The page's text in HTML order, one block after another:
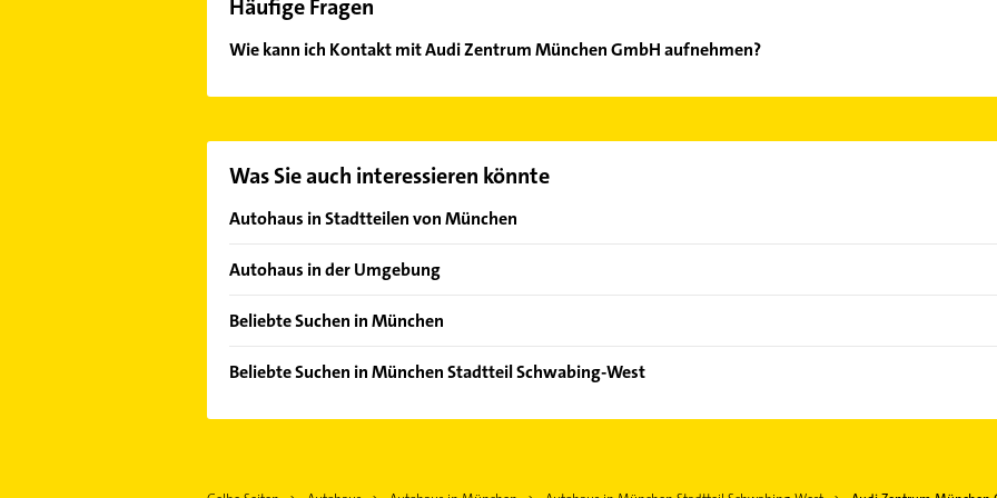
Häufige Fragen
Wie kann ich Kontakt mit Audi Zentrum München GmbH aufnehmen?
Was Sie auch interessieren könnte
Autohaus in Stadtteilen von München
Allach
Am Hart
Aubing
Berg am Laim
Autohaus in der Umgebung
Unterföhring
Neuried Kreis München
Beliebte Suchen in München
Kanalreinigung
Phoniatrie
Beliebte Suchen in München Stadtteil Schwabing-West